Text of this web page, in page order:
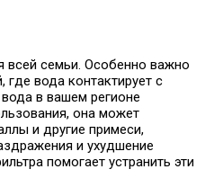
всей семьи. Особенно важно
где вода контактирует с
в вашем регионе
она может
и другие примеси,
и ухудшение
помогает устранить эти